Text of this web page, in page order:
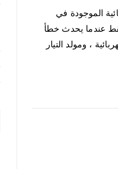
الموجودة في
عندما يحدث خطأ
، ومولد التيار